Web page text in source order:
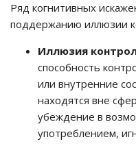
Ряд когнитивных
поддержанию иллюзии
Иллюзия
способность
или внутренние
находятся вне
убеждение в
употреблением,